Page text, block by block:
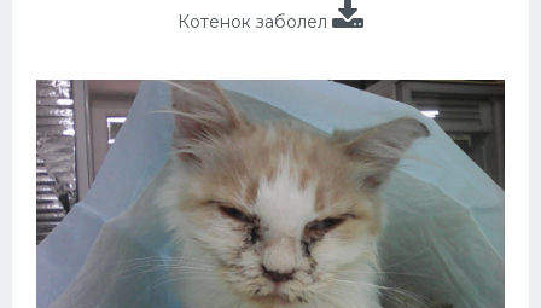
Котенок заболел